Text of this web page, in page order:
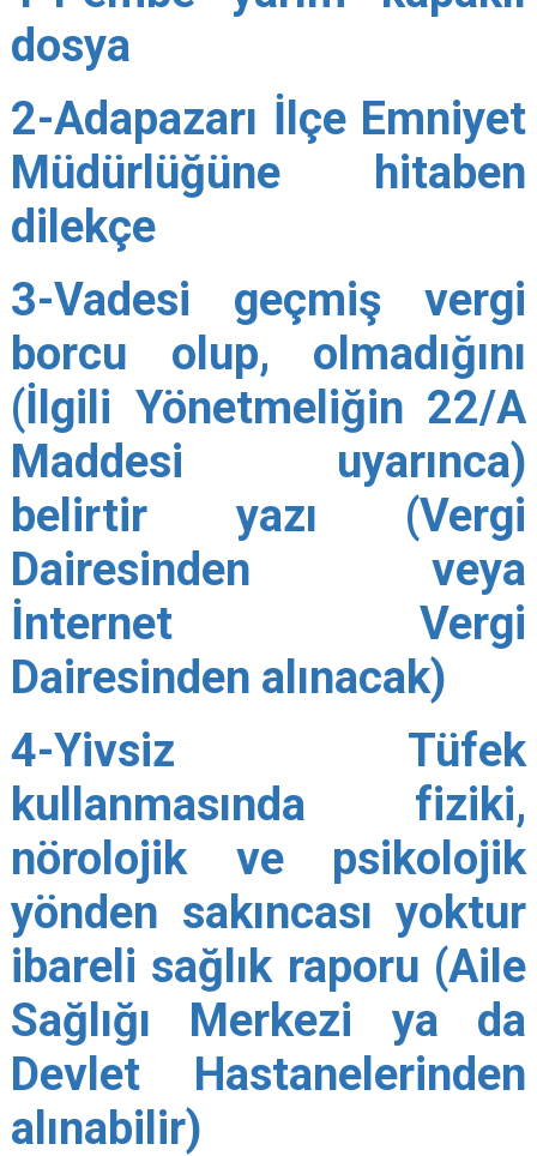
dosya
2-Adapazarı İlçe Emniyet
Müdürlüğüne hitaben
dilekçe
3-Vadesi geçmiş vergi
borcu olup, olmadığını
(İlgili Yönetmeliğin 22/A
Maddesi uyarınca)
belirtir yazı (Vergi
Dairesinden veya
İnternet Vergi
Dairesinden alınacak)
4-Yivsiz Tüfek
kullanmasında fiziki,
nörolojik ve psikolojik
yönden sakıncası yoktur
ibareli sağlık raporu (Aile
Sağlığı Merkezi ya da
Devlet Hastanelerinden
alınabilir)